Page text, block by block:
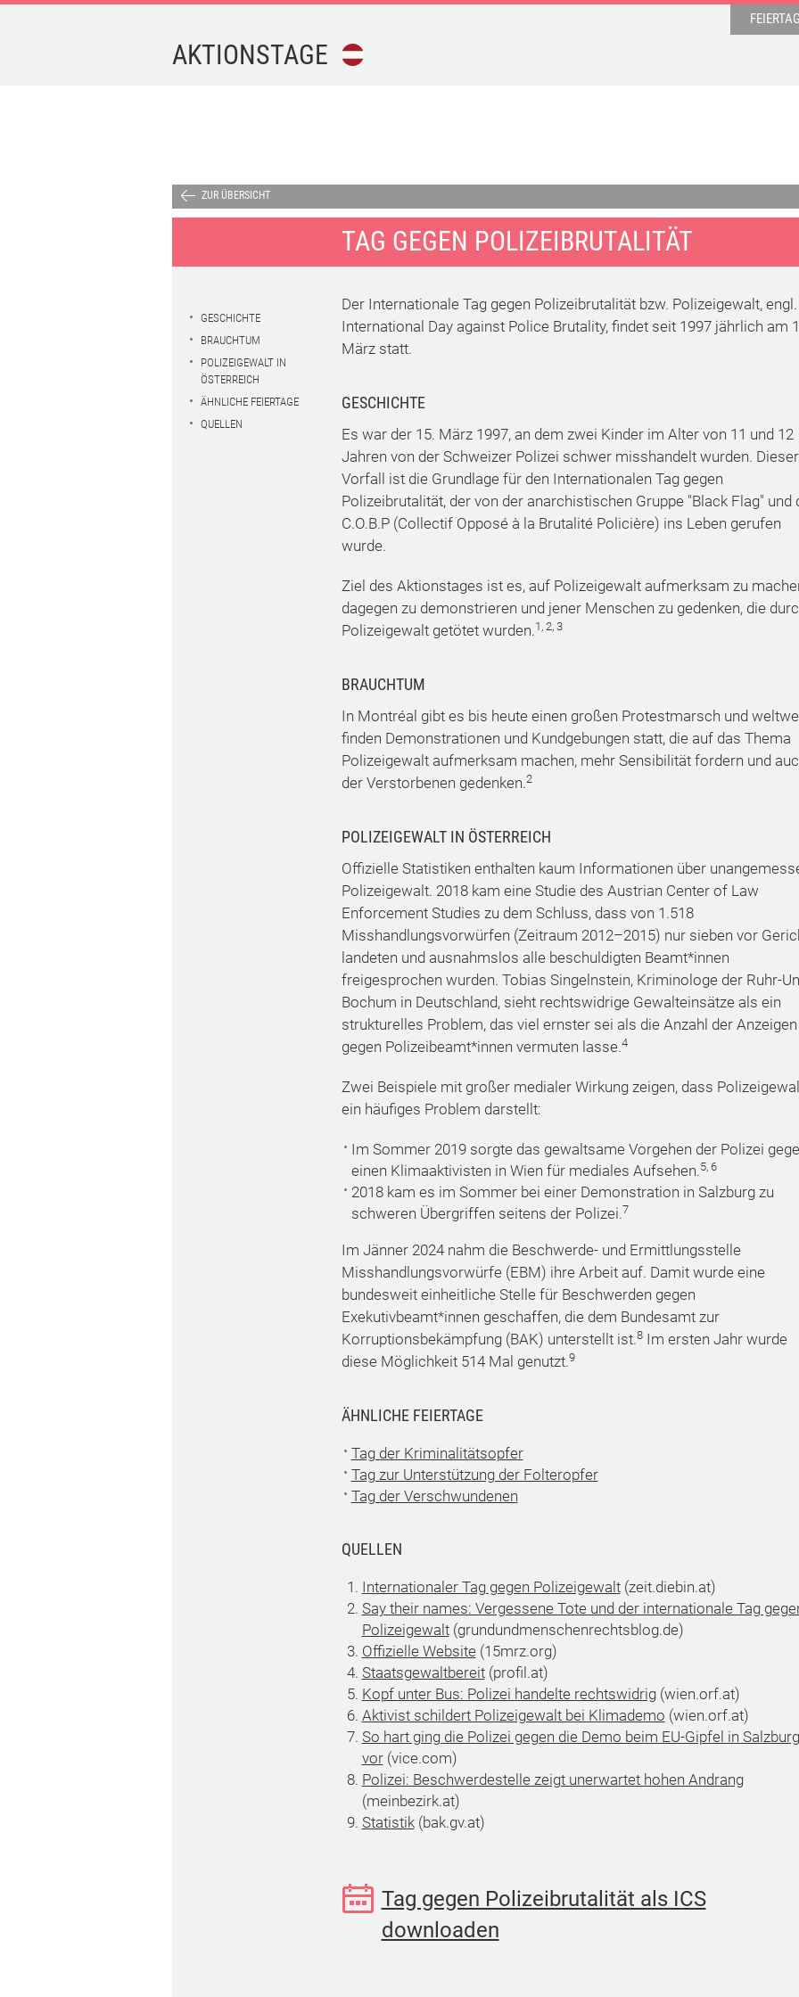
AKTIONSTAGE
DOWNLOAD
TERMINE
IMPRESSUM
AKTIONSTAGE
ZUR ÜBERSICHT
TAG GEGEN POLIZEIBRUTALITÄT
GESCHICHTE
BRAUCHTUM
POLIZEIGEWALT IN
ÖSTERREICH
ÄHNLICHE FEIERTAGE
QUELLEN
Der Internationale Tag gegen Polizeibrutalität bzw. Polizeigewalt, engl.
International Day against Police Brutality, findet seit 1997 jährlich am
März statt.
GESCHICHTE
Es war der 15. März 1997, an dem zwei Kinder im Alter von 11 und 12
Jahren von der Schweizer Polizei schwer misshandelt wurden. Dieser
Vorfall ist die Grundlage für den Internationalen Tag gegen
Polizeibrutalität, der von der anarchistischen Gruppe "Black Flag" und
C.O.B.P (Collectif Opposé à la Brutalité Policière) ins Leben gerufen
wurde.
Ziel des Aktionstages ist es, auf Polizeigewalt aufmerksam zu
dagegen zu demonstrieren und jener Menschen zu gedenken, die
Polizeigewalt getötet wurden.1, 2, 3
BRAUCHTUM
In Montréal gibt es bis heute einen großen Protestmarsch und
finden Demonstrationen und Kundgebungen statt, die auf das Thema
Polizeigewalt aufmerksam machen, mehr Sensibilität fordern und
der Verstorbenen gedenken.2
POLIZEIGEWALT IN ÖSTERREICH
Offizielle Statistiken enthalten kaum Informationen über
Polizeigewalt. 2018 kam eine Studie des Austrian Center of Law
Enforcement Studies zu dem Schluss, dass von 1.518
Misshandlungsvorwürfen (Zeitraum 2012–2015) nur sieben vor
landeten und ausnahmslos alle beschuldigten Beamt*innen
freigesprochen wurden. Tobias Singelnstein, Kriminologe der Ruhr-
Bochum in Deutschland, sieht rechtswidrige Gewalteinsätze als ein
strukturelles Problem, das viel ernster sei als die Anzahl der Anzeigen
gegen Polizeibeamt*innen vermuten lasse.4
Zwei Beispiele mit großer medialer Wirkung zeigen, dass
ein häufiges Problem darstellt:
Im Sommer 2019 sorgte das gewaltsame Vorgehen der Polizei
einen Klimaaktivisten in Wien für mediales Aufsehen.5, 6
2018 kam es im Sommer bei einer Demonstration in Salzburg zu
schweren Übergriffen seitens der Polizei.7
Im Jänner 2024 nahm die Beschwerde- und Ermittlungsstelle
Misshandlungsvorwürfe (EBM) ihre Arbeit auf. Damit wurde eine
bundesweit einheitliche Stelle für Beschwerden gegen
Exekutivbeamt*innen geschaffen, die dem Bundesamt zur
Korruptionsbekämpfung (BAK) unterstellt ist.8Im ersten Jahr wurde
diese Möglichkeit 514 Mal genutzt.9
ÄHNLICHE FEIERTAGE
Tag der Kriminalitätsopfer
Tag zur Unterstützung der Folteropfer
Tag der Verschwundenen
QUELLEN
Internationaler Tag gegen Polizeigewalt(zeit.diebin.at)
Say their names: Vergessene Tote und der internationale Tag
Polizeigewalt(grundundmenschenrechtsblog.de)
Offizielle Website(15mrz.org)
Staatsgewaltbereit(profil.at)
Kopf unter Bus: Polizei handelte rechtswidrig(wien.orf.at)
Aktivist schildert Polizeigewalt bei Klimademo (wien.orf.at)
So hart ging die Polizei gegen die Demo beim EU-Gipfel in Salzburg
vor(vice.com)
Polizei: Beschwerdestelle zeigt unerwartet hohen Andrang
(meinbezirk.at)
Statistik(bak.gv.at)
Tag gegen Polizeibrutalität als ICS
downloaden